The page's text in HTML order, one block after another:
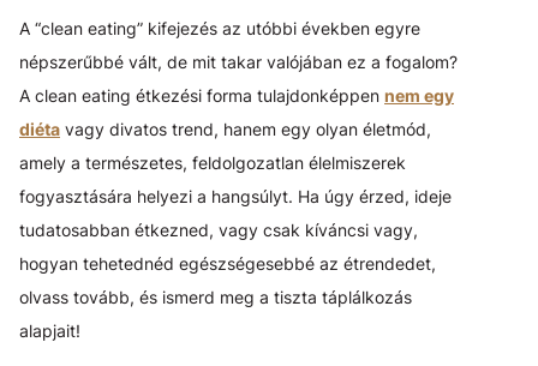
A “clean eating” kifejezés az utóbbi években egyre
népszerűbbé vált, de mit takar valójában ez a fogalom?
A clean eating étkezési forma tulajdonképpen nem egy
diéta vagy divatos trend, hanem egy olyan életmód,
amely a természetes, feldolgozatlan élelmiszerek
fogyasztására helyezi a hangsúlyt. Ha úgy érzed, ideje
tudatosabban étkezned, vagy csak kíváncsi vagy,
hogyan tehetednéd egészségesebbé az étrendedet,
olvass tovább, és ismerd meg a tiszta táplálkozás
alapjait!